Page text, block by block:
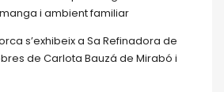
i ambient familiar
s’exhibeix a Sa Refinadora de
de Carlota Bauzá de Mirabó i